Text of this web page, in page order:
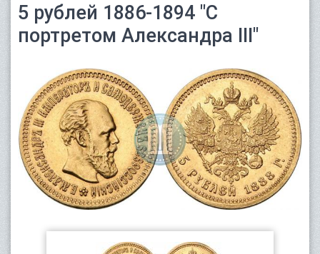
5 рублей 1886-1894 "С
портретом Александра III"